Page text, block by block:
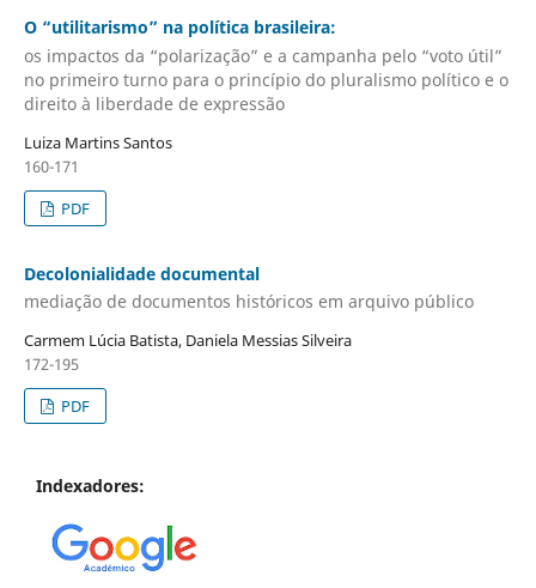
O “utilitarismo” na política brasileira:
os impactos da “polarização” e a campanha pelo “voto útil”
no primeiro turno para o princípio do pluralismo político e o
direito à liberdade de expressão
Luiza Martins Santos
160-171
PDF
Decolonialidade documental
mediação de documentos históricos em arquivo público
Carmem Lúcia Batista, Daniela Messias Silveira
172-195
PDF
Indexadores: